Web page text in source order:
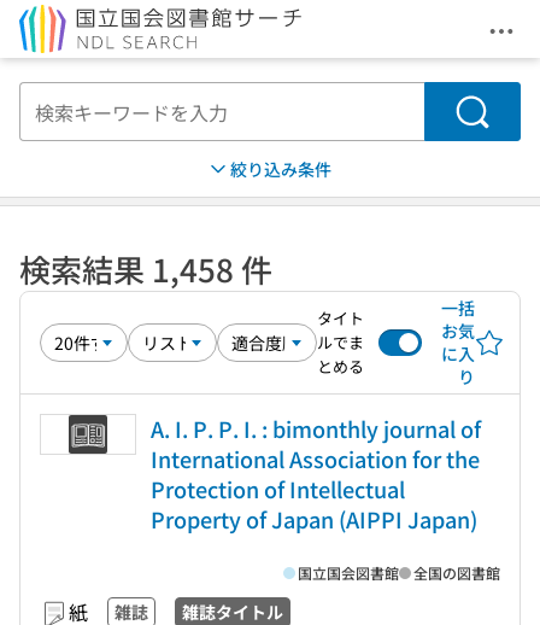
メ
検索
絞り込み条件
検索結果 1,458 件
タイト
ルでま
とめる
一括
お気
に入
り
A. I. P. P. I. : bimonthly journal of
International Association for the
Protection of Intellectual
Property of Japan (AIPPI Japan)
紙 雑誌 雑誌タイトル
国立国会図書館 全国の図書館